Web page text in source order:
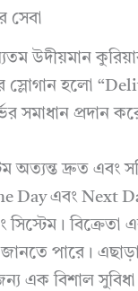
সেবা
উদীয়মান
স্লোগান হলো
সমাধান প্রদান
অত্যন্ত দ্রুত
Day এবং Next
সিস্টেম।
পারে।
এক বিশাল